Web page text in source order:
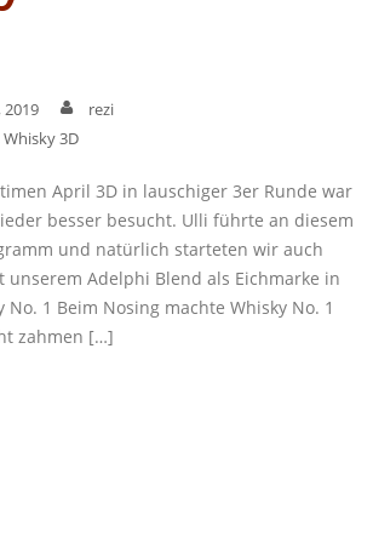
2019
rezi
Whisky 3D
April 3D in lauschiger 3er Runde war
besser besucht. Ulli führte an diesem
und natürlich starteten wir auch
unserem Adelphi Blend als Eichmarke in
No. 1 Beim Nosing machte Whisky No. 1
zahmen […]